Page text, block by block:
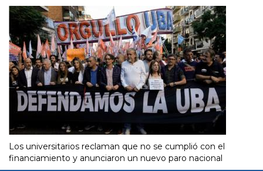
Los universitarios reclaman que no se cumplió con el
financiamiento y anunciaron un nuevo paro nacional